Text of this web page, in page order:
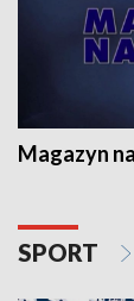
Magazyn
SPORT